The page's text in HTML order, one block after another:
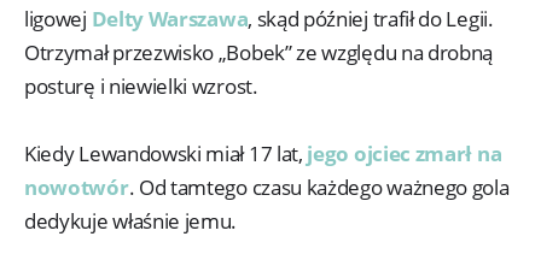
ligowej Delty Warszawa, skąd później trafił do Legii.
Otrzymał przezwisko „Bobek” ze względu na drobną
posturę i niewielki wzrost.
Kiedy Lewandowski miał 17 lat, jego ojciec zmarł na
nowotwór. Od tamtego czasu każdego ważnego gola
dedykuje właśnie jemu.